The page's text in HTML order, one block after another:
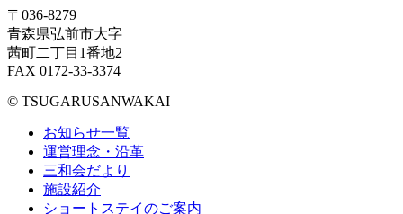
〒036-8279
青森県弘前市大字
茜町二丁目1番地2
FAX 0172-33-3374
© TSUGARUSANWAKAI
お知らせ一覧
運営理念・沿革
三和会だより
施設紹介
ショートステイのご案内